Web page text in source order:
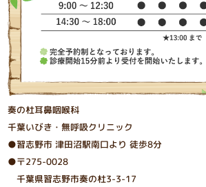
奏の杜耳鼻咽喉科
千葉いびき・無呼吸クリニック
●習志野市 津⽥沼駅南⼝より 徒歩8分
●〒275-0028
千葉県習志野市奏の杜3-3-17